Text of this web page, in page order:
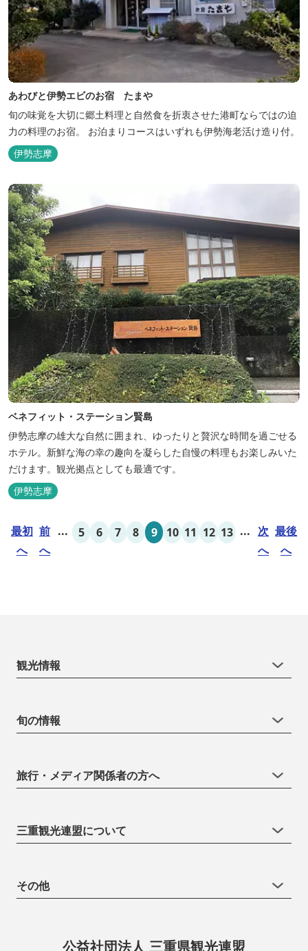
あわびと伊勢エビのお宿 たまや
旬の味覚を大切に郷土料理と自然食を折衷させた港町ならではの迫
力の料理のお宿。 お泊まりコースはいずれも伊勢海老活け造り付。
伊勢志摩
ベネフィット・ステーション賢島
伊勢志摩の雄大な自然に囲まれ、ゆったりと贅沢な時間を過ごせる
ホテル。新鮮な海の幸の趣向を凝らした自慢の料理もお楽しみいた
だけます。観光拠点としても最適です。
伊勢志摩
最初
へ
前
へ
... 5 6 7 8 9 10 11 12 13 ... 次
へ
最後
へ
観光情報
旬の情報
旅行・メディア関係者の方へ
三重観光連盟について
その他
公益社団法人 三重県観光連盟